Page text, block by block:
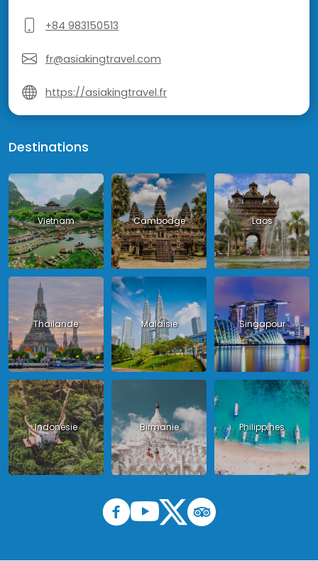
+84 983150513
fr@asiakingtravel.com
https://asiakingtravel.fr
Destinations
Vietnam Cambodge Laos
Thailande Malaisie Singapour
Indonésie Birmanie Philippines